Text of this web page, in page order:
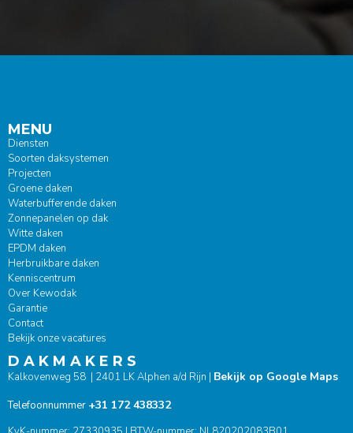
MENU
Diensten
Soorten daksystemen
Projecten
Groene daken
Waterbufferende daken
Zonnepanelen op dak
Witte daken
EPDM daken
Herbruikbare daken
Kenniscentrum
Over Kewodak
Garantie
Contact
Bekijk onze vacatures
D A K M A K E R S
Kalkovenweg 58 | 2401 LK Alphen a/d Rijn | Bekijk op Google Maps
Telefoonnummer +31 172 438332